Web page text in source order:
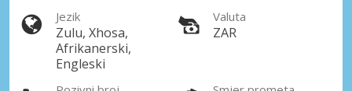
Jezik
Zulu, Xhosa,
Afrikanerski,
Engleski
Valuta
ZAR